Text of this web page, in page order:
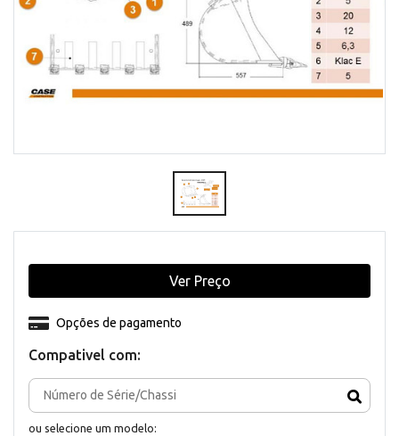
Compativel com:
ou selecione um modelo:
Opções de pagamento
Ver Preço